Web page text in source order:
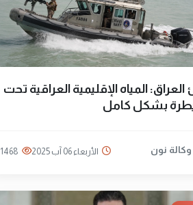
العراق: المياه الإقليمية العراقية تحت
بشكل كامل
وكالة نون الأربعاء 06 آب 2025 1468